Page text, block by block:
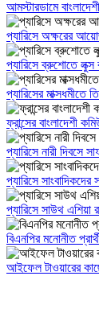
আমস্টারডামে
প্যারিসে অক্ষরের
প্যারিসে ব্রুশোতে লুক্স
প্যারিসের
ফ্রান্সের বাংলাদেশী
প্যারিসে নারী দিবসে
প্যারিসে
প্যারিসে সাউথ এশিয়া
বিএনপির মনোনীত
আইফেল টাওয়ারের